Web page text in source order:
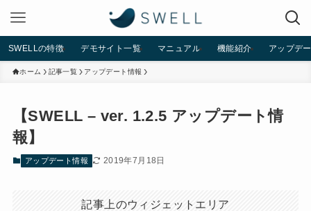
SWELLの特徴 デモサイト一覧 マニュアル 機能紹介 アップデ
ホーム 記事一覧 アップデート情報
【SWELL – ver. 1.2.5 アップデート情
報】
アップデート情報 2019年7月18日
記事上のウィジェットエリア